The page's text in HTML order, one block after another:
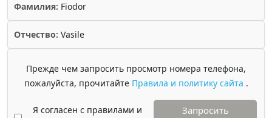
Фамилия: Fiodor
Отчество: Vasile
Прежде чем запросить просмотр номера телефона,
пожалуйста, прочитайте Правила и политику сайта .
Я согласен с правилами и
Запросить